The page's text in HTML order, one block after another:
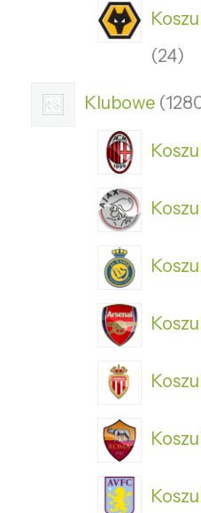
24
Klubowe